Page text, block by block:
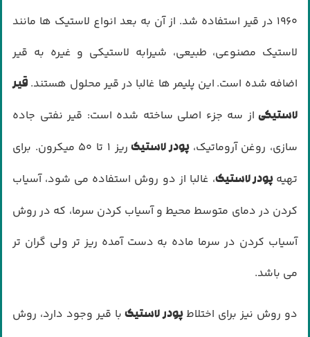
۱۹۶۰ در قیر استفاده شد. از آن به بعد انواع لاستیک ها مانند
لاستیک مصنوعی، طبیعی، شیرابه لاستیکی و غیره به قیر
اضافه شده است. این پلیمر ها غالبا در قیر محلول هستند. قیر
لاستیکی از سه جزء اصلی ساخته شده است: قیر نفتی جاده
سازی، روغن آروماتیک،پودر لاستیک
ریز ۱ تا ۵۰ میکرون. برای
تهیهپودر لاستیک، غالبا از دو روش استفاده می شود، آسیاب
کردن در دمای متوسط محیط و آسیاب کردن سرما، که در روش
آسیاب کردن در سرما ماده به دست آمده ریز تر ولی گران تر
می باشد.
دو روش نیز برای اختلاطپودر لاستیکبا قیر وجود دارد، روش